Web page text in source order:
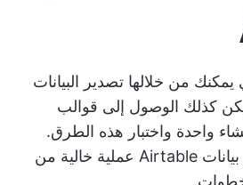
من خلالها تصدير البيانات
الوصول إلى قوالب
واحدة واختبار هذه الطرق.
يمكن أن يكون تصدير بيانات Airtable عملية خالية من